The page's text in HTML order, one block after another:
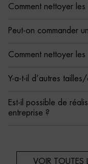
Comment nettoyer les
Peut-on commander
Comment nettoyer
Y-a-t-il d’autres
Est-il possible de
entreprise ?
VOIR TOUTES